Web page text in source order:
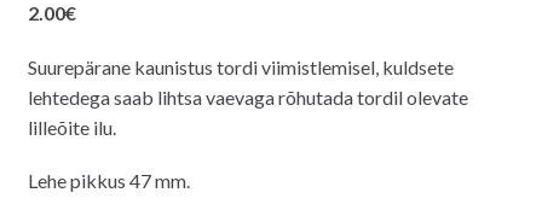
2.00€
Suurepärane kaunistus tordi viimistlemisel, kuldsete
lehtedega saab lihtsa vaevaga rõhutada tordil olevate
lilleõite ilu.
Lehe pikkus 47 mm.